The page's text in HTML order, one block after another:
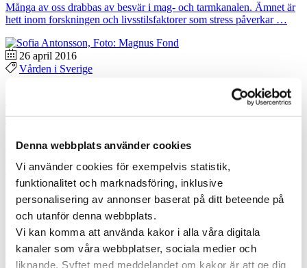
Denna webbplats använder cookies
Vi använder cookies för exempelvis statistik,
funktionalitet och marknadsföring, inklusive
personalisering av annonser baserat på ditt beteende på
och utanför denna webbplats.
Vi kan komma att använda kakor i alla våra digitala
kanaler som våra webbplatser, sociala medier och
liknande. Syftet med meddelandet om kakor är att ge dig
Många av oss drabbas av besvär i mag- och tarmkanalen. Ämnet är
hett inom forskningen och livsstilsfaktorer som stress påverkar …
26 april 2016
Vården i Sverige
Sofia Antonsson har effektiv metod mot
IBS
Sedan dietisten och IBS-experten Sofia Antonsson tog
uppsvällda och krånglande …
Specialistläkare online
Hos oss kan du träffa läkare som är specialister på din sjukdom. Du
kan träffa en läkare direkt eller boka en tid som passar dig.